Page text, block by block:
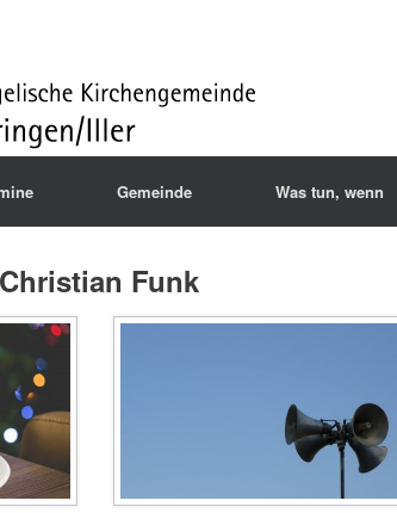
Gemeinde Was tun, wenn
Christian Funk